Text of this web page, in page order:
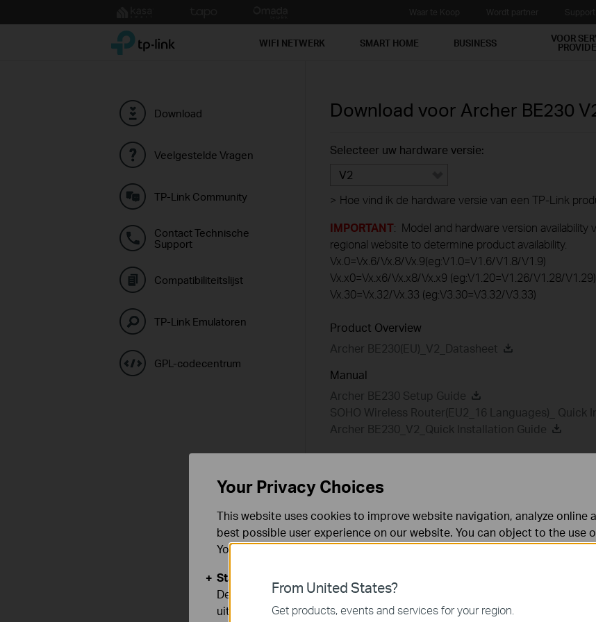
to
TP-Link, Reliably Smart WIFI NETWERK SMART HOME BUSINESS VOOR
Download
Veelgestelde Vragen
TP-Link Community
Contact Technische
Support
Compatibiliteitslijst
TP-Link Emulatoren
GPL-codecentrum
Download voor Archer BE230
Selecteer uw hardware versie:
V2
> Hoe vind ik de hardware versie van een TP-Link
IMPORTANT: Model and hardware version availability
regional website to determine product availability.
Vx.0=Vx.6/Vx.8/Vx.9(eg:V1.0=V1.6/V1.8/V1.9)
Vx.x0=Vx.x6/Vx.x8/Vx.x9 (eg:V1.20=V1.26/V1.28/V1.29)
Vx.30=Vx.32/Vx.33 (eg:V3.30=V3.32/V3.33)
Product Overview
Archer BE230(EU)_V2_Datasheet
Manual
Archer BE230 Setup Guide
SOHO Wireless Router(EU2_16 Languages)_ Quick
Archer BE230_V2_Quick Installation Guide
Setup Video
GPL Code Emulators
From United States?
Get products, events and services for your region.
Your Privacy Choices
This website uses cookies to improve website navigation, analyze online
best possible user experience on our website. You can object to the use
You can find more information in ourprivacy policy.Don’t show again
Standaard Cookies
Deze cookies zijn noodzakelijk voor de werking van de website en kunnen
uitgeschakeld.